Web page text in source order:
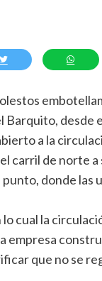
desde
a la
carril de norte
donde las
cual la
empresa
que no se